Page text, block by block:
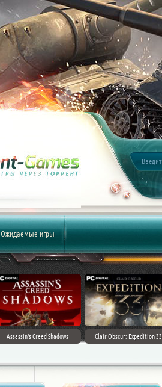
Ожидаемые игры
Assassin's Creed Shadows Clair Obscur: Expedition 33